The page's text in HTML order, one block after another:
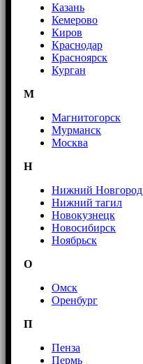
Казань
Кемерово
Киров
Краснодар
Красноярск
Курган
М
Магнитогорск
Мурманск
Москва
Н
Нижний Новгород
Нижний тагил
Новокузнецк
Новосибирск
Ноябрьск
О
Омск
Оренбург
П
Пенза
Пермь